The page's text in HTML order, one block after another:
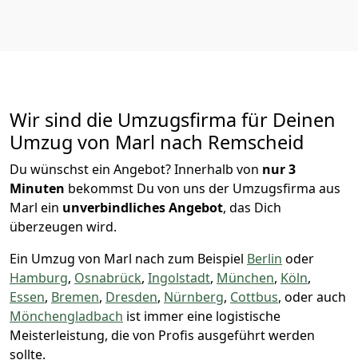
Wir sind die Umzugsfirma für Deinen
Umzug von Marl nach Remscheid
Du wünschst ein Angebot? Innerhalb von nur 3
Minuten bekommst Du von uns der Umzugsfirma aus
Marl ein unverbindliches Angebot, das Dich
überzeugen wird.
Ein Umzug von Marl nach zum Beispiel Berlin oder
Hamburg, Osnabrück, Ingolstadt, München, Köln,
Essen, Bremen, Dresden, Nürnberg, Cottbus, oder auch
Mönchen­gladbach ist immer eine logistische
Meisterleistung, die von Profis ausgeführt werden
sollte.